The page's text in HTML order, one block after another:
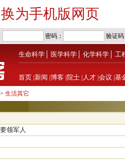
为手机版网页
生命科学 医学科学 化学科学 工
首页 |新闻 |博客 |院士 | 人才 |会议 |基
> 生活其它
领军人